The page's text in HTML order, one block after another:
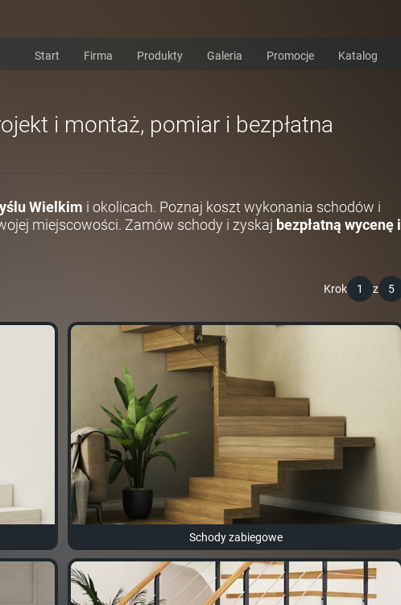
Start Firma Produkty Galeria Promocje Katalog
i montaż, pomiar i bezpłatna
Wielkim i okolicach. Poznaj koszt wykonania schodów i
miejscowości. Zamów schody i zyskaj bezpłatną wycenę i
Krok 1 z 5
Schody zabiegowe